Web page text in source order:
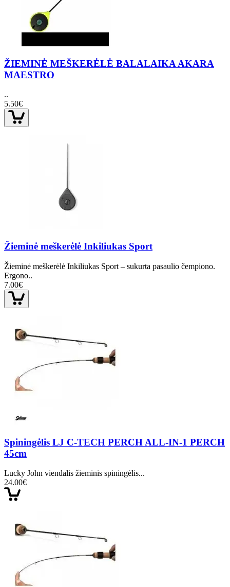
ŽIEMINĖ MEŠKERĖLĖ BALALAIKA AKARA
MAESTRO
..
5.50€
Žieminė meškerėlė Inkiliukas Sport
Žieminė meškerėlė Inkiliukas Sport – sukurta pasaulio čempiono.
Ergono..
7.00€
Spiningėlis LJ C-TECH PERCH ALL-IN-1 PERCH
45cm
Lucky John viendalis žieminis spiningėlis...
24.00€